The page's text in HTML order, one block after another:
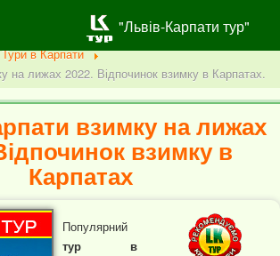
Тури в Карпати
на лижах 2022. Відпочинок взимку в Карпатах.
взимку на лижах
взимку в
Карпатах
Популярний
тур в
"Львів-Карпати тур"